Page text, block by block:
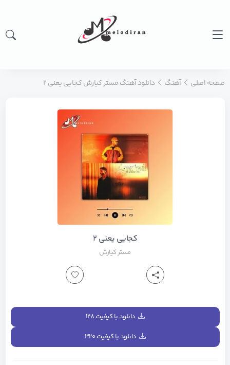
صفحه اصلی آهنگ دانلود آهنگ مستر کیارش کجایی یعنی ۲
کجایی یعنی ۲
مستر کیارش
دانلود با کیفیت ۱۲۸
دانلود با کیفیت ۳۲۰